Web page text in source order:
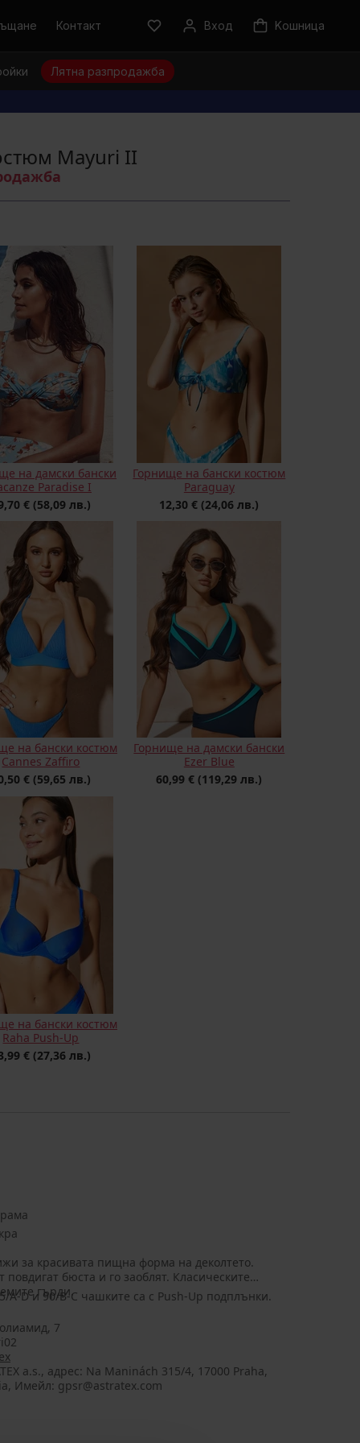
Контакт Вход Kошница
Лятна разпродажба
Mayuri II
на дамски бански
Paradise I
€ (58,09 лв.)
Горнище на бански костюм
Paraguay
12,30 € (24,06 лв.)
на бански костюм
Cannes Zaffiro
€ (59,65 лв.)
Горнище на дамски бански
Ezer Blue
60,99 € (119,29 лв.)
на бански костюм
Raha Push-Up
€ (27,36 лв.)
за красивата пищна форма на деколтето.
гърди.
A-D и 90/B-C чашките са с Push-Up подплънки.
7
a.s., aдрес: Na Maninách 315/4, 17000 Praha,
Имейл: gpsr@astratex.com